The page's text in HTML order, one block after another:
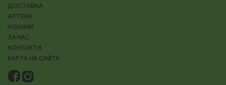
ДОСТАВКА
АПТЕКИ
НОВИНИ
ЗА НАС
КОНТАКТИ
КАРТА НА САЙТА